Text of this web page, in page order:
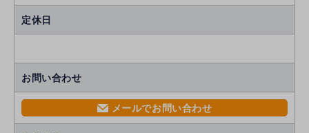
定休日
お問い合わせ
mail メールでお問い合わせ